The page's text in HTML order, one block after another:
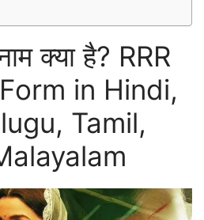
क्या है? RRR
in Hindi,
Tamil,